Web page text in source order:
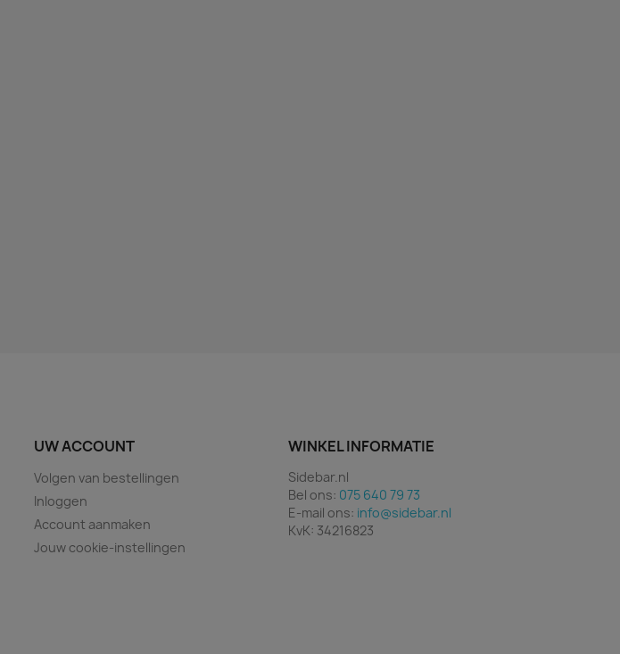
UW ACCOUNT
Volgen van bestellingen
Inloggen
Account aanmaken
Jouw cookie-instellingen
WINKEL INFORMATIE
Sidebar.nl
Bel ons: 075 640 79 73
E-mail ons: info@sidebar.nl
KvK: 34216823